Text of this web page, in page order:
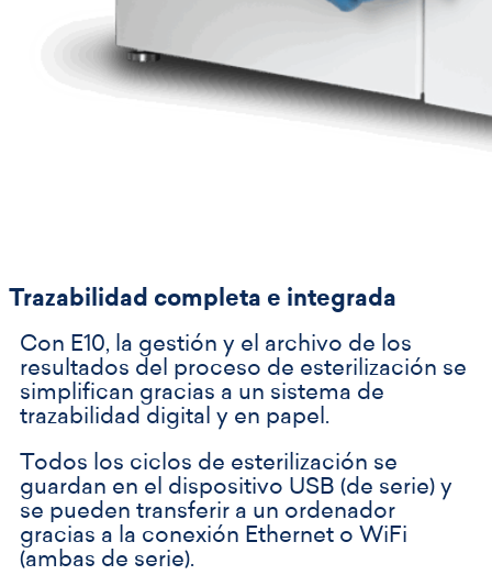
Trazabilidad completa e integrada
Con E10, la gestión y el archivo de los
resultados del proceso de esterilización se
simplifican gracias a un sistema de
trazabilidad digital y en papel.
Todos los ciclos de esterilización se
guardan en el dispositivo USB (de serie) y
se pueden transferir a un ordenador
gracias a la conexión Ethernet o WiFi
(ambas de serie).